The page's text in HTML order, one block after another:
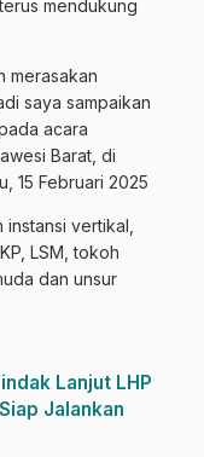
mendukung
merasakan
saya sampaikan
acara
Barat, di
15 Februari 2025
vertikal,
LSM, tokoh
dan unsur
Lanjut LHP
Jalankan